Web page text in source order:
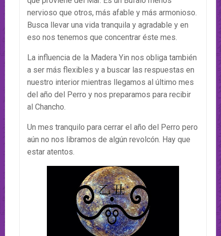
nervioso que otros, más afable y más armonioso.
Busca llevar una vida tranquila y agradable y en
eso nos tenemos que concentrar éste mes.
La influencia de la Madera Yin nos obliga también
a ser más flexibles y a buscar las respuestas en
nuestro interior mientras llegamos al último mes
del año del Perro y nos preparamos para recibir
al Chancho.
Un mes tranquilo para cerrar el año del Perro pero
aún no nos libramos de algún revolcón. Hay que
estar atentos.